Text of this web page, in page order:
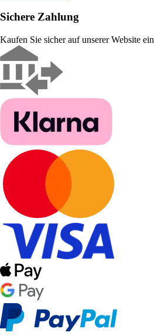
Sichere Zahlung
Kaufen Sie sicher auf unserer Website ein